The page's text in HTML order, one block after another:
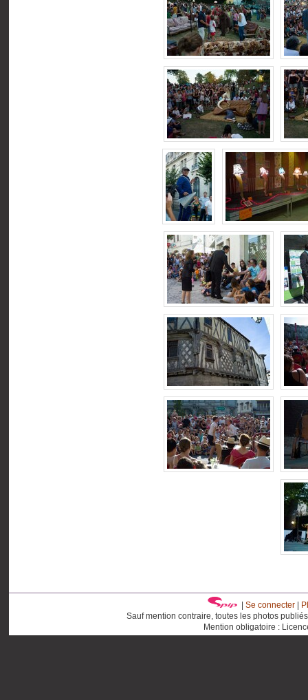
Se connecter|
Sauf mention contraire, toutes les photos
Mention obligatoire :